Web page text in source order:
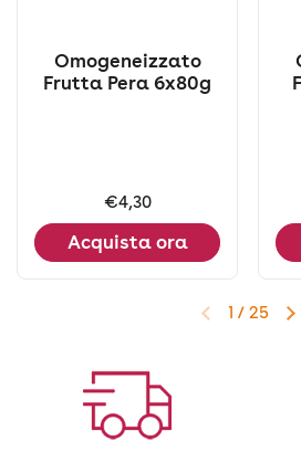
Omogeneizzato
Frutta Pera 6x80g
Prezzo:
€4,30
Acquista ora
Diapositiva
1 / 25